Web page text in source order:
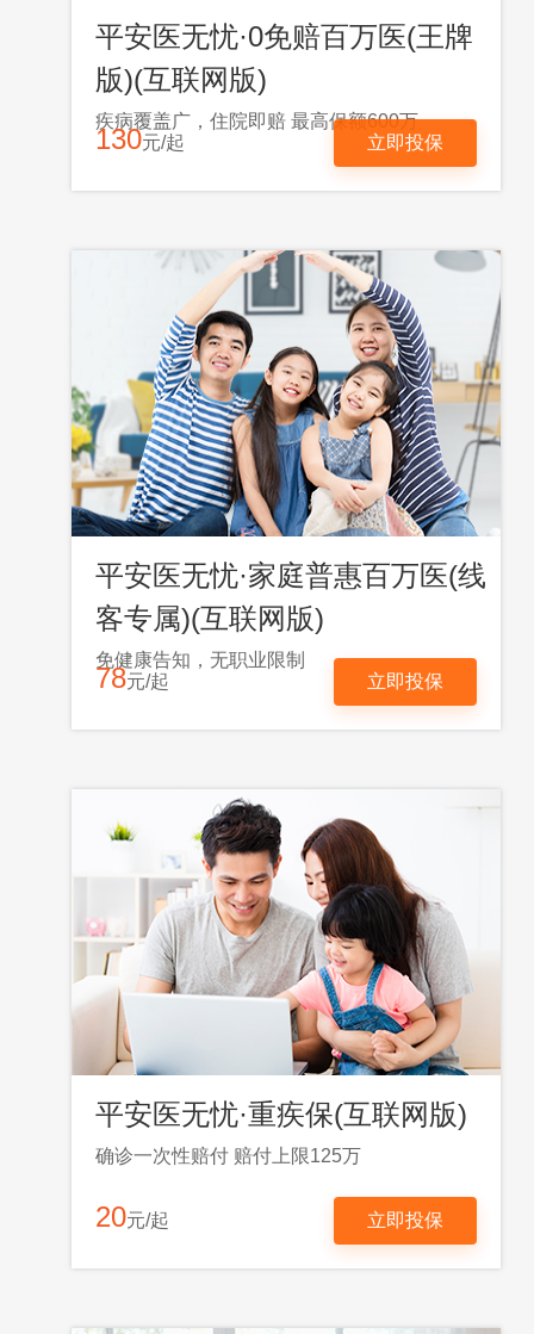
平安医无忧·0免赔百万医(王牌
版)(互联网版)
疾病覆盖广，住院即赔 最高保额600万
130元/起 立即投保
平安医无忧·家庭普惠百万医(线
客专属)(互联网版)
免健康告知，无职业限制
78元/起 立即投保
平安医无忧·重疾保(互联网版)
确诊一次性赔付 赔付上限125万
20元/起 立即投保